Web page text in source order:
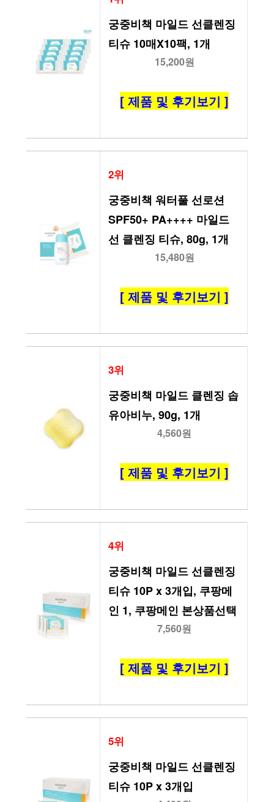
궁중비책 마일드 선클렌징
티슈 10매X10팩, 1개
15,200원
[ 제품 및 후기보기 ]
2위
궁중비책 워터풀 선로션
SPF50+ PA++++ 마일드
선 클렌징 티슈, 80g, 1개
15,480원
[ 제품 및 후기보기 ]
3위
궁중비책 마일드 클렌징 솝
유아비누, 90g, 1개
4,560원
[ 제품 및 후기보기 ]
4위
궁중비책 마일드 선클렌징
티슈 10P x 3개입, 쿠팡메
인 1, 쿠팡메인 본상품선택
7,560원
[ 제품 및 후기보기 ]
5위
궁중비책 마일드 선클렌징
티슈 10P x 3개입